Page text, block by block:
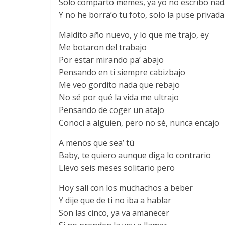
Y no he borra’o tu foto, solo la puse privada
Maldito año nuevo, y lo que me trajo, ey
Me botaron del trabajo
Por estar mirando pa’ abajo
Pensando en ti siempre cabizbajo
Me veo gordito nada que rebajo
No sé por qué la vida me ultrajo
Pensando de coger un atajo
Conocí a alguien, pero no sé, nunca encajo
A menos que sea’ tú
Baby, te quiero aunque diga lo contrario
Llevo seis meses solitario pero
Hoy salí con los muchachos a beber
Y dije que de ti no iba a hablar
Son las cinco, ya va amanecer